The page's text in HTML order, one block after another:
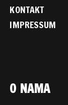
KONTAKT
IMPRESSUM
O NAMA